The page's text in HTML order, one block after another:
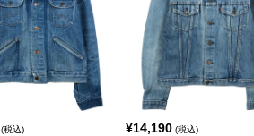
(税込) ¥14,190 (税込)